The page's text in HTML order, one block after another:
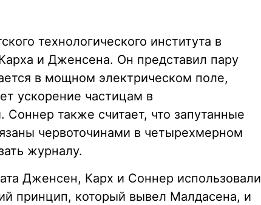
технологического института в
и Дженсена. Он представил пару
в мощном электрическом поле,
ускорение частицам в
также считает, что запутанные
червоточинами в четырехмерном
журналу.
Дженсен, Карх и Соннер использовали
принцип, который вывел Малдасена, и